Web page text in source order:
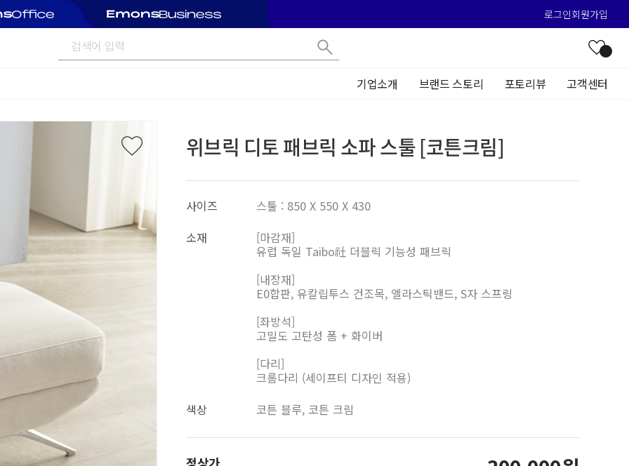
로그인회원가입
기업소개 브랜드 스토리 포토리뷰 고객센터
위브릭 디토 패브릭 소파 스툴 [코튼크림]
사이즈
스툴 : 850 X 550 X 430
소재
[마감재]
유럽 독일 Taibo社 더블릭 기능성 패브릭
[내장재]
E0합판, 유칼립투스 건조목, 엘라스틱밴드, S자 스프링
[좌방석]
고밀도 고탄성 폼 + 화이버
[다리]
크롬다리 (세이프티 디자인 적용)
색상
코튼 블루, 코튼 크림